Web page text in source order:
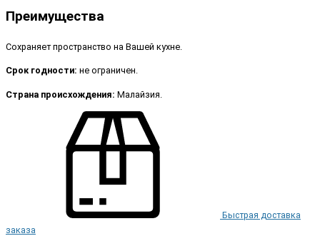
Преимущества
Сохраняет пространство на Вашей кухне.
Срок годности: не ограничен.
Страна происхождения: Малайзия.
Быстрая доставка
заказа